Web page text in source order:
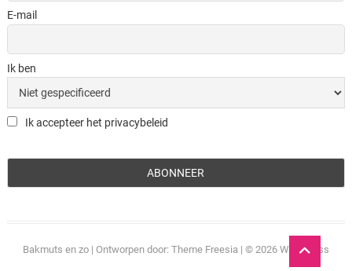
E-mail
Ik ben
Ik accepteer het privacybeleid
Bakmuts en zo| Ontworpen door: Theme Freesia | © 2026 WordPress